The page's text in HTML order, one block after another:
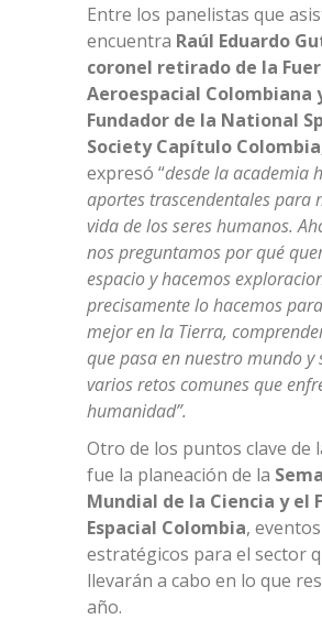
Entre los panelistas que
encuentra Raúl Eduardo
coronel retirado de la
Aeroespacial Colombiana
Fundador de la National
Society Capítulo
expresó “desde la academia
aportes trascendentales para
vida de los seres humanos.
nos preguntamos por qué
espacio y hacemos
precisamente lo hacemos
mejor en la Tierra,
que pasa en nuestro mundo y
varios retos comunes que
humanidad”.
Otro de los puntos clave de
fue la planeación de la
Mundial de la Ciencia y el
Espacial Colombia, eventos
estratégicos para el sector
llevarán a cabo en lo que
año.